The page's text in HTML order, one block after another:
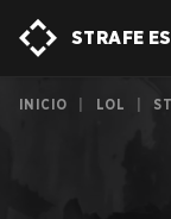
STRAFE
INICIO LOL